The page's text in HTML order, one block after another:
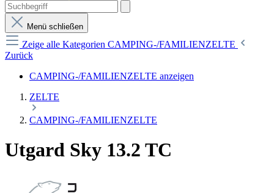
Menü schließen
Zeige alle Kategorien CAMPING-/FAMILIENZELTE
Zurück
CAMPING-/FAMILIENZELTE anzeigen
ZELTE
CAMPING-/FAMILIENZELTE
Utgard Sky 13.2 TC